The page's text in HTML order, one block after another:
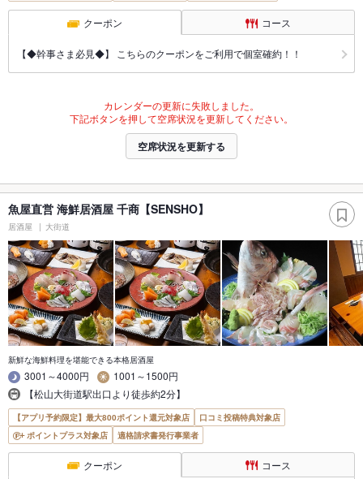
クーポン コース
【◆幹事さま必見◆】 こちらのクーポンをご利用で個室確約！！
カレンダーの更新に失敗しました。
下記ボタンを押して空席状況を更新してください。
空席状況を更新する
魚屋直営 海鮮居酒屋 千商【SENSHO】
居酒屋 大街道
新鮮な海鮮料理を堪能できる本格居酒屋
3001～4000円
1001～1500円
【松山大街道駅出口より徒歩約2分】
【アプリ予約限定】最大800ポイント還元対象店
口コミ投稿特典対象店
ポイントプラス対象店
適格請求書発行事業者
クーポン コース